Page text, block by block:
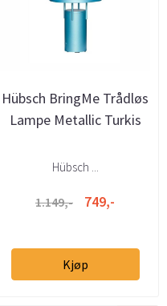
Hübsch BringMe Trådløs
Lampe Metallic Turkis
Hübsch ...
1.149,- 749,-
Kjøp